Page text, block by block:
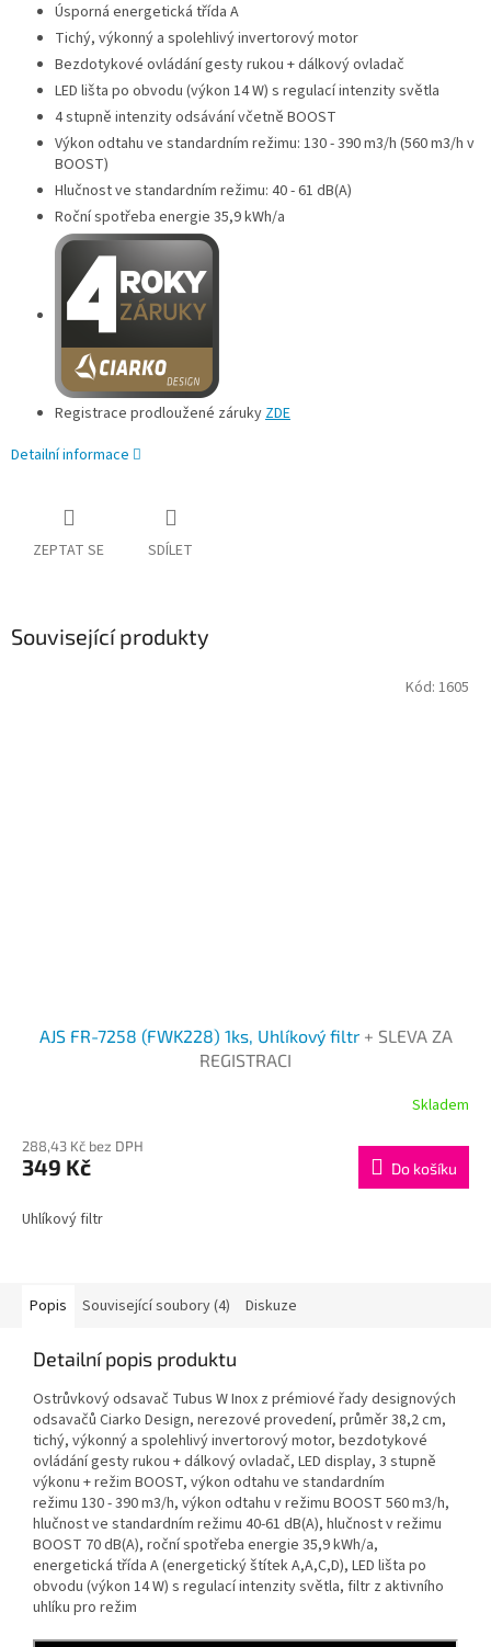
Úsporná energetická třída A
Tichý, výkonný a spolehlivý invertorový motor
Bezdotykové ovládání gesty rukou + dálkový ovladač
LED lišta po obvodu (výkon 14 W) s regulací intenzity světla
4 stupně intenzity odsávání včetně BOOST
Výkon odtahu ve standardním režimu: 130 - 390 m3/h (560 m3/h v
BOOST)
Hlučnost ve standardním režimu: 40 - 61 dB(A)
Roční spotřeba energie 35,9 kWh/a
Registrace prodloužené zárukyZDE
Detailní informace
ZEPTAT SE SDÍLET
Související produkty
AJS FR-7258 (FWK228) 1ks, Uhlíkový filtr + SLEVA ZA
REGISTRACI
Skladem
288,43 Kč bez DPH
349 Kč Do košíku
Uhlíkový filtr
Kód: 1605
Popis Související soubory (4) Diskuze
Detailní popis produktu
Ostrůvkový odsavač Tubus W Inox z prémiové řady designových
odsavačů Ciarko Design, nerezové provedení, průměr 38,2 cm,
tichý, výkonný a spolehlivý invertorový motor, bezdotykové
ovládání gesty rukou + dálkový ovladač, LED display, 3 stupně
výkonu + režim BOOST, výkon odtahu ve standardním
režimu 130 - 390 m3/h, výkon odtahu v režimu BOOST 560 m3/h,
hlučnost ve standardním režimu 40-61 dB(A), hlučnost v režimu
BOOST 70 dB(A), roční spotřeba energie 35,9 kWh/a,
energetická třída A (energetický štítek A,A,C,D), LED lišta po
obvodu (výkon 14 W) s regulací intenzity světla, filtr z aktivního
uhlíku pro režim